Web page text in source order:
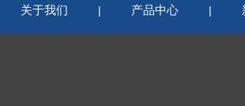
关于我们 | 产品中心 |